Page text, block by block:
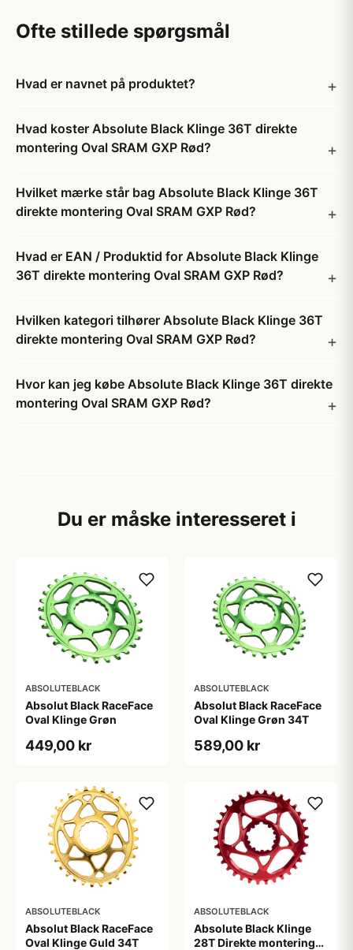
Ofte stillede spørgsmål
Hvad er navnet på produktet?
Hvad koster Absolute Black Klinge 36T direkte
montering Oval SRAM GXP Rød?
Hvilket mærke står bag Absolute Black Klinge 36T
direkte montering Oval SRAM GXP Rød?
Hvad er EAN / Produktid for Absolute Black Klinge
36T direkte montering Oval SRAM GXP Rød?
Hvilken kategori tilhører Absolute Black Klinge 36T
direkte montering Oval SRAM GXP Rød?
Hvor kan jeg købe Absolute Black Klinge 36T direkte
montering Oval SRAM GXP Rød?
Du er måske interesseret i
ABSOLUTEBLACK
Absolut Black RaceFace
Oval Klinge Grøn
449,00 kr
ABSOLUTEBLACK
Absolut Black RaceFace
Oval Klinge Grøn 34T
589,00 kr
ABSOLUTEBLACK
Absolut Black RaceFace
Oval Klinge Guld 34T
ABSOLUTEBLACK
Absolute Black Klinge
28T Direkte montering